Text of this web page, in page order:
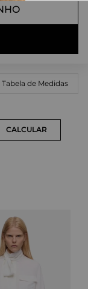
Tabela de Medidas